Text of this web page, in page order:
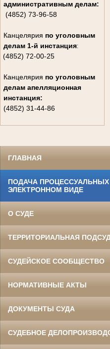
административным делам:
(4852) 73-96-58
Канцелярия по уголовным
делам 1-й инстанция:
(4852) 72-00-25
Канцелярия по уголовным
делам апелляционная
инстанция:
(4852) 31-44-86
ГЛАВНАЯ
ПОДАЧА
ЭЛЕКТРОННОМ ВИДЕ
О СУДЕ
ТЕРРИТОРИАЛЬНАЯ
СУДЕЙСКОЕ СООБЩЕСТВО
НОРМАТИВНЫЕ АКТЫ
ДОКУМЕНТЫ СУДА
СУДЕБНОЕ